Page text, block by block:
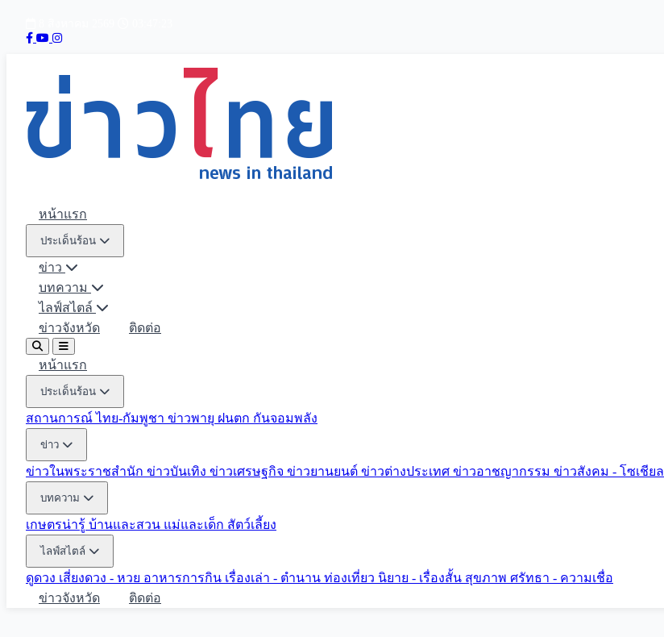
หน้าแรก
ประเด็นร้อน
ข่าว
บทความ
ไลฟ์สไตล์
ข่าวจังหวัด
ติดต่อ
หน้าแรก
ประเด็นร้อน
สถานการณ์ ไทย-กัมพูชา ข่าวพายุ ฝนตก กันจอมพลัง
ข่าว
ข่าวในพระราชสำนัก ข่าวบันเทิง ข่าวเศรษฐกิจ ข่าวยานยนต์ ข่าวต่างประเทศ ข่าวอาชญากรรม ข่าวสังคม - โซเชียล
บทความ
เกษตรน่ารู้ บ้านและสวน แม่และเด็ก สัตว์เลี้ยง
ไลฟ์สไตล์
ดูดวง เสี่ยงดวง - หวย อาหารการกิน เรื่องเล่า - ตำนาน ท่องเที่ยว นิยาย - เรื่องสั้น สุขภาพ ศรัทธา - ความเชื่อ
ข่าวจังหวัด
ติดต่อ